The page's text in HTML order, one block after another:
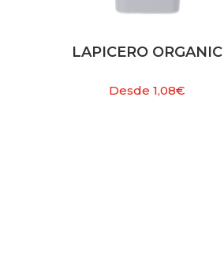
LAPICERO ORGANIC
Desde1,08€